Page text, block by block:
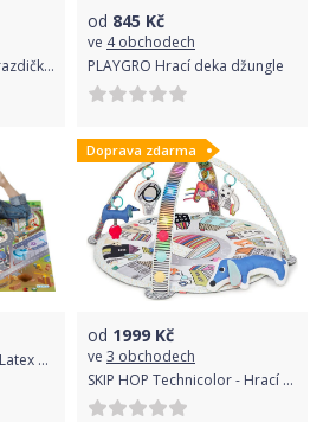
K´S KIDS Hrací deka s hrazdičkou
od 845 Kč
ve 4 obchodech
PLAYGRO Hrací deka džungle
Dětská hrací podložka Latex Město 100x150 cm
Doprava zdarma
od 1999 Kč
ve 3 obchodech
SKIP HOP Technicolor - Hrací deka se světly